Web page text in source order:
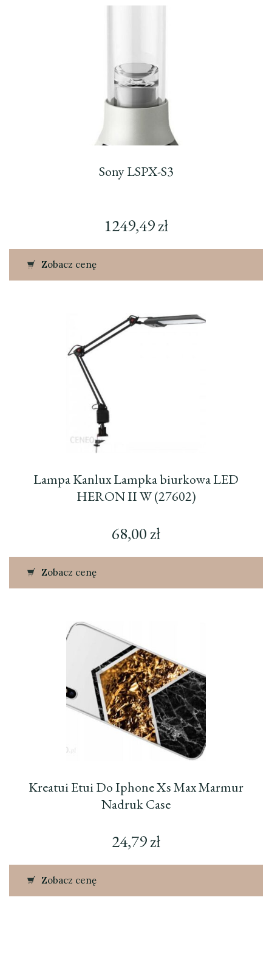
Sony LSPX-S3
1249,49zł
Zobacz cenę
Lampa Kanlux Lampka biurkowa LED
HERON II W (27602)
68,00zł
Zobacz cenę
Kreatui Etui Do Iphone Xs Max Marmur
Nadruk Case
24,79zł
Zobacz cenę